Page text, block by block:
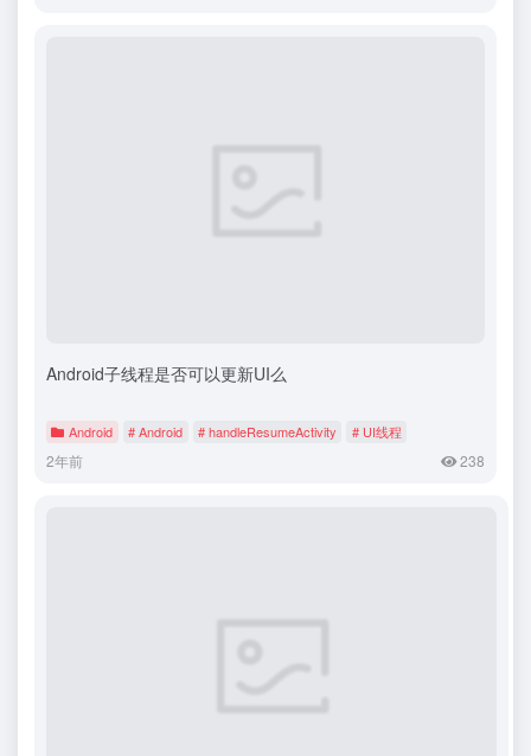
Android子线程是否可以更新UI么
Android # Android # handleResumeActivity # UI线程
2年前 238